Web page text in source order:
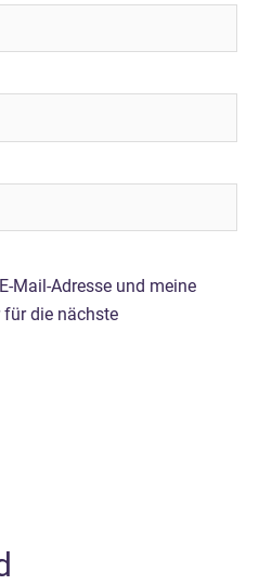
Mail-Adresse und meine
für die nächste